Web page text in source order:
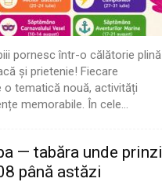
pornesc într-o călătorie plină
și prietenie! Fiecare
o tematică nouă, activități
memorabile. În cele...
— tabăra unde prinzi
până astăzi